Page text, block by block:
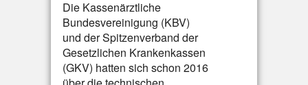
Die Kassenärztliche
Bundesvereinigung (KBV)
und der Spitzenverband der
Gesetzlichen Krankenkassen
(GKV) hatten sich schon 2016